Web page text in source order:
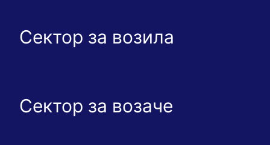
Сектор за возила
Сектор за возаче